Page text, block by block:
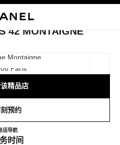
MONTAIGNE
42 MONTAIGNE
Montaigne,
Paris
精品店
刻预约
话
+33 01 87 21 50 32
导航CHANEL PARIS 42
时间
级珠宝